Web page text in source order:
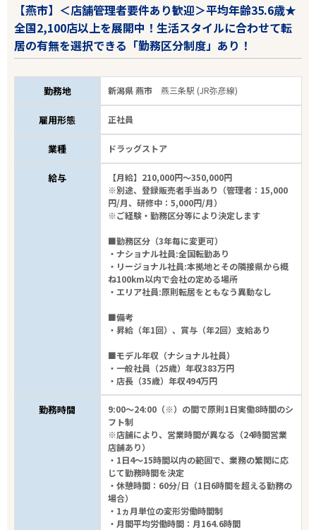
【燕市】＜店舗管理者要件あり歓迎＞平均年齢35.6歳★
全国2,100店以上を展開中！生活スタイルに合わせて転
居の有無を選択できる「勤務区分制度」あり！
勤務地 新潟県 燕市燕三条駅 (JR弥彦線)
雇用形態 正社員
業種 ドラッグストア
給与
【月給】210,000円～350,000円
※別途、登録販売者手当あり（管理者：15,000
円/月、研修中：5,000円/月）
※ご経験・勤務区分等により決定します
■勤務区分（3年毎に変更可）
・ナショナル社員:全国転勤あり
・リージョナル社員:本拠地とその隣接県から概
ね100km以内で会社の定める場所
・エリア社員:原則転居をともなう異動なし
■備考
・昇給（年1回）、賞与（年2回）支給あり
■モデル年収（ナショナル社員）
・一般社員（25歳）年収383万円
・店長（35歳）年収494万円
勤務時間
9:00～24:00（※）の間で原則1日実働8時間のシ
フト制
※店舗により、営業時間が異なる（24時間営業
店舗あり）
・1日4～15時間以内の範囲で、業務の繁閑に応
じて勤務時間を決定
・休憩時間：60分/日（1日6時間を超える勤務の
場合）
・1ヵ月単位の変形労働時間制
・月間平均労働時間：月164.6時間